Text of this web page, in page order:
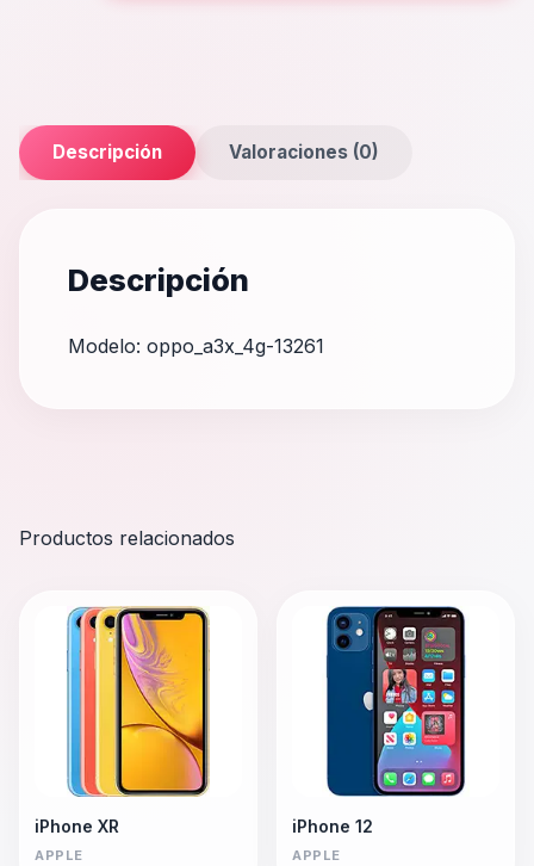
Descripción Valoraciones (0)
Descripción
Modelo: oppo_a3x_4g-13261
Productos relacionados
iPhone XR
APPLE
iPhone 12
APPLE